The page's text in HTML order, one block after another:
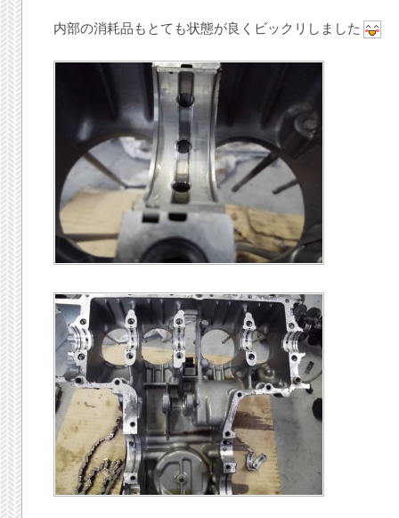
内部の消耗品もとても状態が良くビックリしました